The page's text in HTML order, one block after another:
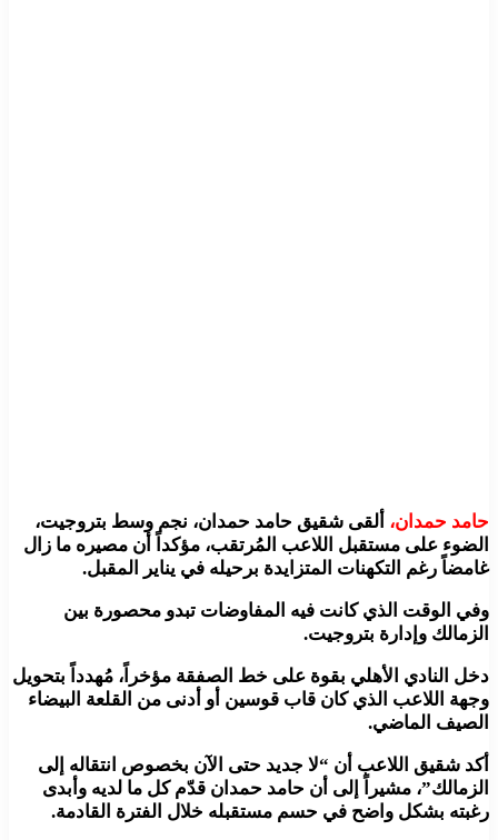
حامد حمدان، ألقى شقيق حامد حمدان، نجم وسط بتروجيت،
الضوء على مستقبل اللاعب المُرتقب، مؤكداً أن مصيره ما زال
غامضاً رغم التكهنات المتزايدة برحيله في يناير المقبل.
وفي الوقت الذي كانت فيه المفاوضات تبدو محصورة بين
الزمالك وإدارة بتروجيت.
دخل النادي الأهلي بقوة على خط الصفقة مؤخراً، مُهدداً بتحويل
وجهة اللاعب الذي كان قاب قوسين أو أدنى من القلعة البيضاء
الصيف الماضي.
أكد شقيق اللاعب أن “لا جديد حتى الآن بخصوص انتقاله إلى
الزمالك”، مشيراً إلى أن حامد حمدان قدّم كل ما لديه وأبدى
رغبته بشكل واضح في حسم مستقبله خلال الفترة القادمة.